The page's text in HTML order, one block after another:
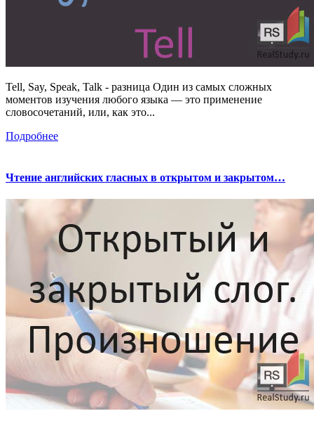
Tell, Say, Speak, Talk - разница Один из самых сложных
моментов изучения любого языка — это применение
словосочетаний, или, как это...
Подробнее
Чтение английских гласных в открытом и закрытом…